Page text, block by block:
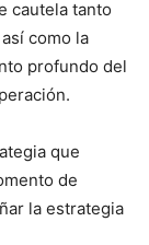
cautela tanto
como la
profundo del
que
de
la estrategia